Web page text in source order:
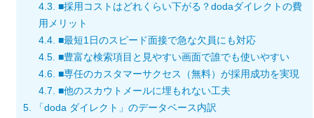
4.3. ■採用コストはどれくらい下がる？dodaダイレクトの費
用メリット
4.4. ■最短1日のスピード面接で急な欠員にも対応
4.5. ■豊富な検索項目と見やすい画面で誰でも使いやすい
4.6. ■専任のカスタマーサクセス（無料）が採用成功を実現
4.7. ■他のスカウトメールに埋もれない工夫
5.
「doda ダイレクト」のデータベース内訳